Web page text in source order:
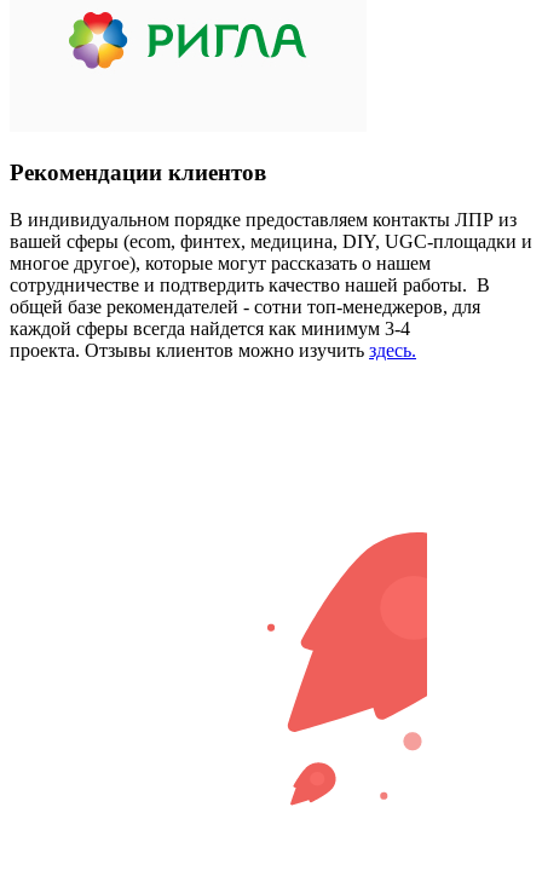
Рекомендации клиентов
В индивидуальном порядке предоставляем контакты ЛПР из
вашей сферы (ecom, финтех, медицина, DIY, UGC-площадки и
многое другое), которые могут рассказать о нашем
сотрудничестве и подтвердить качество нашей работы. В
общей базе рекомендателей - сотни топ-менеджеров, для
каждой сферы всегда найдется как минимум 3-4
проекта. Отзывы клиентов можно изучить здесь.